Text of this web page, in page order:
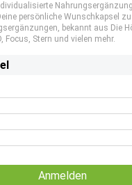
persönliche Wunschkapsel
bekannt aus Die
Focus, Stern und vielen mehr.
Anmelden